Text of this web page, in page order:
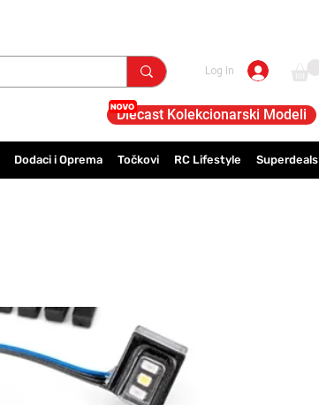
Log In
Diecast Kolekcionarski Modeli
Dodaci i Oprema Točkovi RC Lifestyle Superdeals